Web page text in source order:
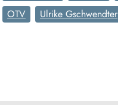
OTV
Ulrike Gschwendter